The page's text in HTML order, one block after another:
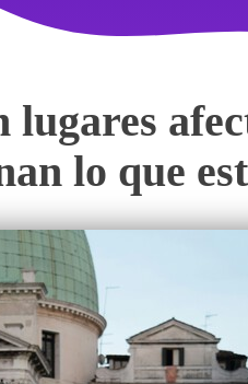
lo que